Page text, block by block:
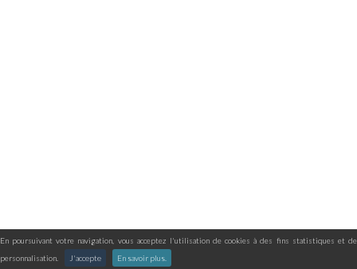
En poursuivant votre navigation, vous acceptez l'utilisation de cookies à des fins statistiques et de
personnalisation.
J'accepte En savoir plus.